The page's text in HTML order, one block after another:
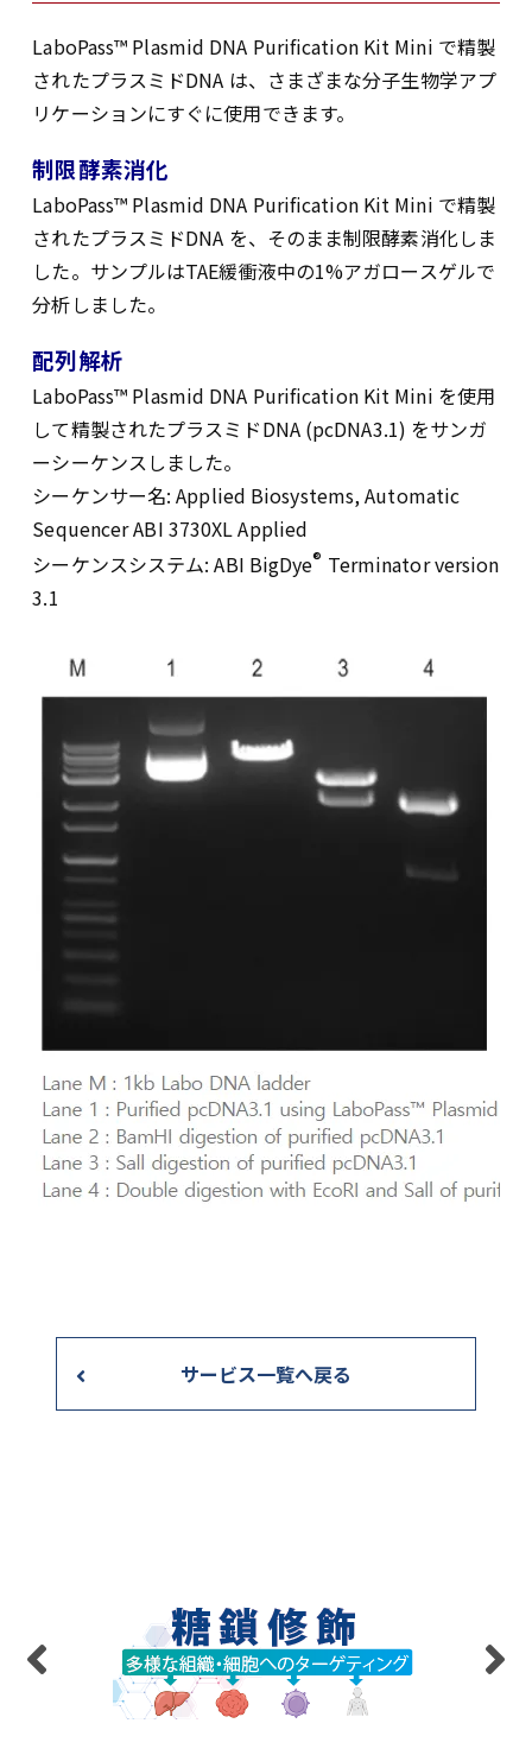
LaboPass™ Plasmid DNA Purification Kit Mini で精製
されたプラスミドDNA は、さまざまな分子生物学アプ
リケーションにすぐに使用できます。
制限酵素消化
LaboPass™ Plasmid DNA Purification Kit Mini で精製
されたプラスミドDNA を、そのまま制限酵素消化しま
した。サンプルはTAE緩衝液中の1%アガロースゲルで
分析しました。
配列解析
LaboPass™ Plasmid DNA Purification Kit Mini を使用
して精製されたプラスミドDNA (pcDNA3.1) をサンガ
ーシーケンスしました。
シーケンサー名: Applied Biosystems, Automatic
Sequencer ABI 3730XL Applied
シーケンスシステム: ABI BigDye® Terminator version
3.1
サービス一覧へ戻る